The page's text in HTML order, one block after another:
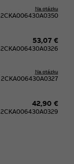
Na otázku
2CKA006430A0350
53,07 €
2CKA006430A0326
Na otázku
2CKA006430A0327
42,90 €
2CKA006430A0329